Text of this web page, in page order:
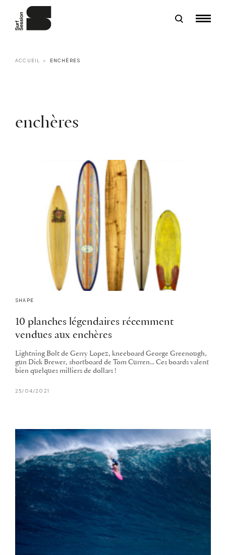
ACCUEIL ENCHÈRES
enchères
SHAPE
10 planches légendaires récemment
vendues aux enchères
Lightning Bolt de Gerry Lopez, kneeboard George Greenough,
gun Dick Brewer, shortboard de Tom Curren... Ces boards valent
bien quelques milliers de dollars !
25/04/2021